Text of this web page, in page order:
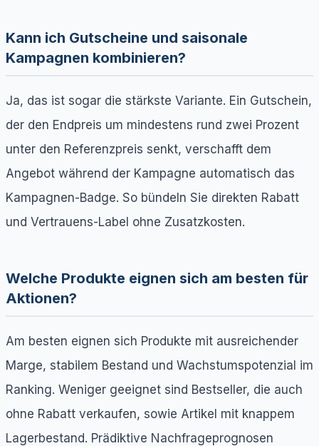
Kann ich Gutscheine und saisonale
Kampagnen kombinieren?
Ja, das ist sogar die stärkste Variante. Ein Gutschein,
der den Endpreis um mindestens rund zwei Prozent
unter den Referenzpreis senkt, verschafft dem
Angebot während der Kampagne automatisch das
Kampagnen-Badge. So bündeln Sie direkten Rabatt
und Vertrauens-Label ohne Zusatzkosten.
Welche Produkte eignen sich am besten für
Aktionen?
Am besten eignen sich Produkte mit ausreichender
Marge, stabilem Bestand und Wachstumspotenzial im
Ranking. Weniger geeignet sind Bestseller, die auch
ohne Rabatt verkaufen, sowie Artikel mit knappem
Lagerbestand. Prädiktive Nachfrageprognosen